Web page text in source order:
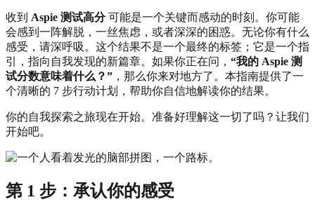
收到 Aspie 测试高分可能是一个关键而感动的时刻。你可能
会感到一阵解脱，一丝焦虑，或者深深的困惑。无论你有什么
感受，请深呼吸。这个结果不是一个最终的标签；它是一个指
引，指向自我发现的新篇章。如果你正在问， “我的 Aspie 测
试分数意味着什么？” ，那么你来对地方了。本指南提供了一
个清晰的 7 步行动计划，帮助你自信地解读你的结果。
你的自我探索之旅现在开始。准备好理解这一切了吗？让我们
开始吧。
第 1 步：承认你的感受